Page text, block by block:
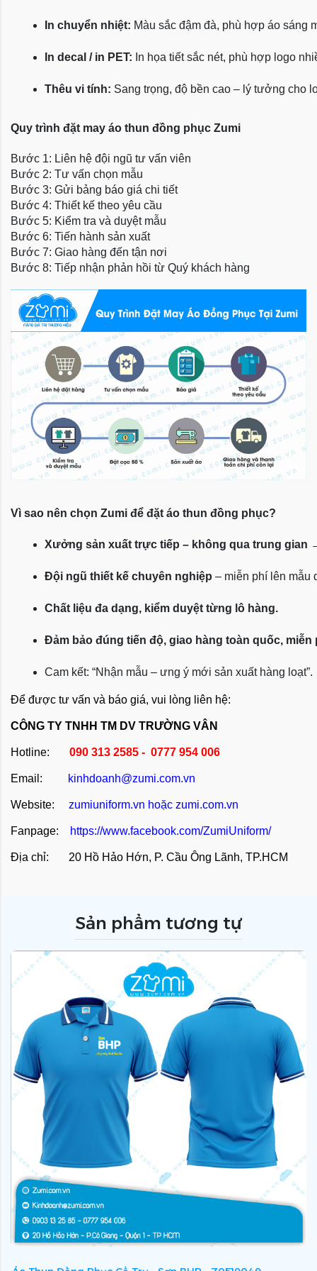
In chuyển nhiệt: Màu sắc đậm đà, phù hợp áo sáng
In decal / in PET: In họa tiết sắc nét, phù hợp logo
Thêu vi tính: Sang trọng, độ bền cao – lý tưởng cho
Quy trình đặt may áo thun đồng phục Zumi
Bước 1: Liên hệ đội ngũ tư vấn viên
Bước 2: Tư vấn chọn mẫu
Bước 3: Gửi bảng báo giá chi tiết
Bước 4: Thiết kế theo yêu cầu
Bước 5: Kiểm tra và duyệt mẫu
Bước 6: Tiến hành sản xuất
Bước 7: Giao hàng đến tận nơi
Bước 8: Tiếp nhận phản hồi từ Quý khách hàng
Vì sao nên chọn Zumi để đặt áo thun đồng phục?
Xưởng sản xuất trực tiếp – không qua trung gian
Đội ngũ thiết kế chuyên nghiệp – miễn phí lên mẫu
Chất liệu đa dạng, kiểm duyệt từng lô hàng.
Đảm bảo đúng tiến độ, giao hàng toàn quốc, miễn
Cam kết: “Nhận mẫu – ưng ý mới sản xuất hàng loạt”.
Để được tư vấn và báo giá, vui lòng liên hệ:
CÔNG TY TNHH TM DV TRƯỜNG VÂN
Hotline: 090 313 2585 - 0777 954 006
Email: kinhdoanh@zumi.com.vn
Website: zumiuniform.vn hoặc zumi.com.vn
Fanpage: https://www.facebook.com/ZumiUniform/
Địa chỉ: 20 Hồ Hảo Hớn, P. Cầu Ông Lãnh, TP.HCM
Sản phẩm tương tự